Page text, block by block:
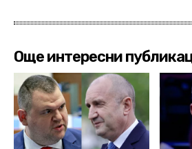
Още интересни